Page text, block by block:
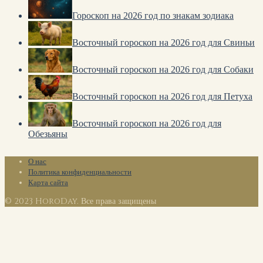
Гороскоп на 2026 год по знакам зодиака
Восточный гороскоп на 2026 год для Свиньи
Восточный гороскоп на 2026 год для Собаки
Восточный гороскоп на 2026 год для Петуха
Восточный гороскоп на 2026 год для
Обезьяны
О нас
Политика конфиденциальности
Карта сайта
© 2023 HoroDay. Все права защищены